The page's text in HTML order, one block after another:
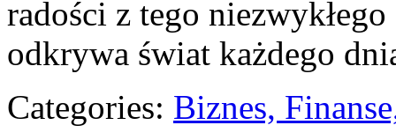
radości z tego
odkrywa świat każdego
Categories: Biznes,